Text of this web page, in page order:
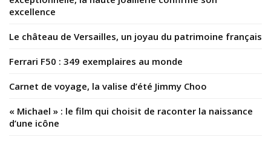
excellence
Le château de Versailles, un joyau du patrimoine français
Ferrari F50 : 349 exemplaires au monde
Carnet de voyage, la valise d’été Jimmy Choo
« Michael » : le film qui choisit de raconter la naissance
d’une icône